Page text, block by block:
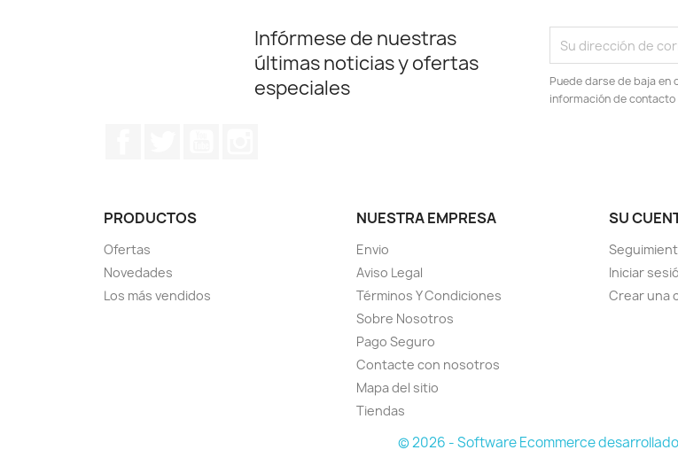
Infórmese de nuestras
últimas noticias y ofertas
especiales
Puede darse de baja en
información de contacto
PRODUCTOS
Ofertas
Novedades
Los más vendidos
NUESTRA EMPRESA
Envio
Aviso Legal
Términos Y Condiciones
Sobre Nosotros
Pago Seguro
Contacte con nosotros
Mapa del sitio
Tiendas
SU
Iniciar
Crear una
© 2026 - Software Ecommerce